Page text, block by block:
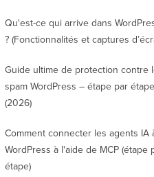
Qu'est-ce qui arrive dans
? (Fonctionnalités et captures
Guide ultime de protection contre
spam WordPress – étape par étape
(2026)
Comment connecter les agents IA
WordPress à l'aide de MCP (étape
étape)